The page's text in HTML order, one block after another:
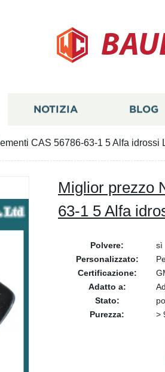
NOTIZIA BLOG
CAS 56786-63-1 5 Alfa idrossi
Miglior prezzo
63-1 5 Alfa
Polvere:
sì
Personalizzato:
Certificazione:
Adatto a:
Stato:
Purezza:
>